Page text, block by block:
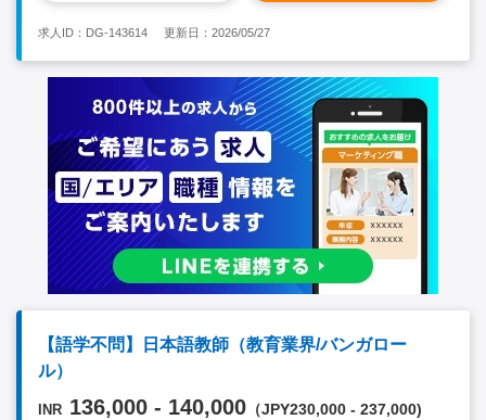
求人ID：DG-143614 更新日：2026/05/27
【語学不問】日本語教師（教育業界/バンガロー
ル）
INR 136,000 - 140,000 （JPY230,000 - 237,000)